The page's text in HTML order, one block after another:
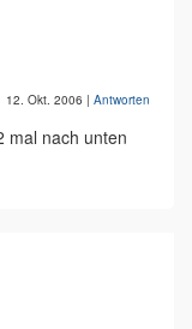
12. Okt. 2006 | Antworten
mal nach unten